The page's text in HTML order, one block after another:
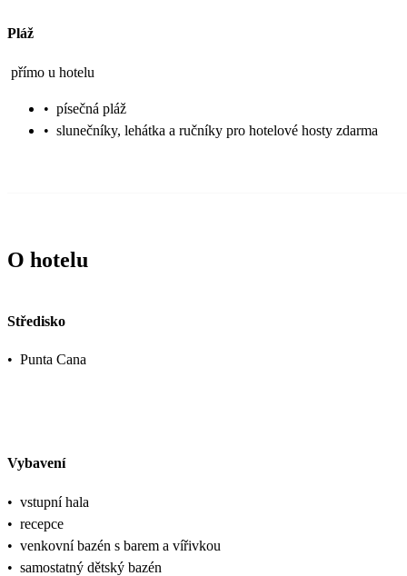
Pláž
přímo u hotelu
• písečná pláž
• slunečníky, lehátka a ručníky pro hotelové hosty zdarma
O hotelu
Středisko
• Punta Cana
Vybavení
• vstupní hala
• recepce
• venkovní bazén s barem a vířivkou
• samostatný dětský bazén